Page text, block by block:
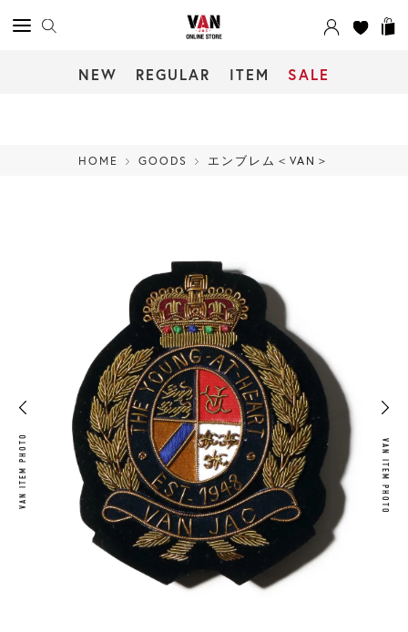
NEW REGULAR ITEM SALE
HOME GOODS エンブレム＜VAN＞
VAN ITEM PHOTO
VAN ITEM PHOTO